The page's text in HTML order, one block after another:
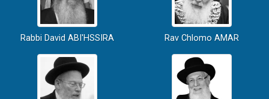
Rabbi David ABI'HSSIRA Rav Chlomo AMAR